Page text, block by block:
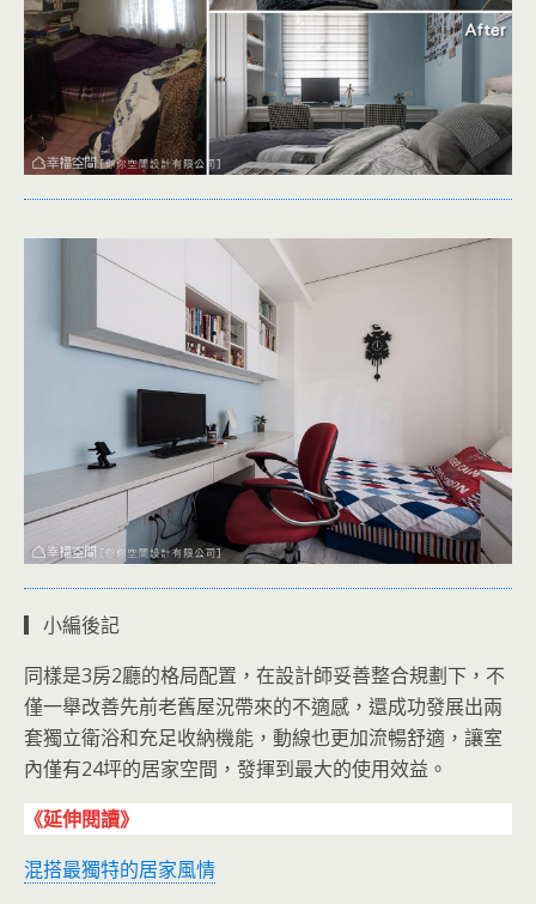
▎小編後記
同樣是3房2廳的格局配置，在設計師妥善整合規劃下，不
僅一舉改善先前老舊屋況帶來的不適感，還成功發展出兩
套獨立衛浴和充足收納機能，動線也更加流暢舒適，讓室
內僅有24坪的居家空間，發揮到最大的使用效益。
《延伸閱讀》
混搭最獨特的居家風情